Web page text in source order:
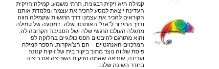
קמילה היא זיקית רבגונית, תרתי משמע. קמילה הזיקית
העדינה יוצאת למסע להכיר את עצמה ומלמדת אותנו
הקוראים להכיר את עצמנו דרך הרגשות שקמילה חווה
ודרך החיבור ל"אני" האותנטי שלה. במסעה של קמילה
מתגלה העולם הרגשי שלה ושל הסביבה הקרובה לה,
והוא מתורגם להיבטים הפסיכולוגיים בחלוקה לפי
המרכזים האנרגטיים – הם הצ'אקרות. הספר קמילה
פיסת שלווה נוצר מתוך ביקור בית של זיקית קטנה
ועדינה, שנראה שאמה הזיקית השריצה את ביציה
בחדר השינה שלנו.